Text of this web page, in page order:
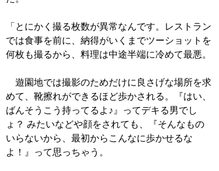
「とにかく撮る枚数が異常なんです。レストラン
では食事を前に、納得がいくまでツーショットを
何枚も撮るから、料理は中途半端に冷めて最悪。
遊園地では撮影のためだけに良さげな場所を求
めて、靴擦れができるほど歩かされる。『はい、
ばんそうこう持ってるよ♪』ってデキる男でし
ょ？ みたいなどや顔をされても、『そんなもの
いらないから、最初からこんなに歩かせるな
よ！』って思っちゃう。